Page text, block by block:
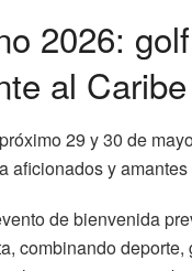
2026:
al Caribe
29 y 30 de
aficionados y
de bienvenida
combinando